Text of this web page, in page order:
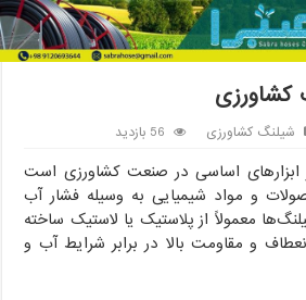
انواع شیلنگ کشاورزی
کشاورزی
شیلنگ کشاورزی 56 بازدید
ابزارهای اساسی در صنعت کشاورزی است
و مواد شیمیایی به وسیله فشار آب
معمولاً از پلاستیک یا لاستیک ساخته
و مقاومت بالا در برابر شرایط آب و